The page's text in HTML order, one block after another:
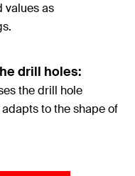
values as
drill holes:
the drill hole
to the shape of